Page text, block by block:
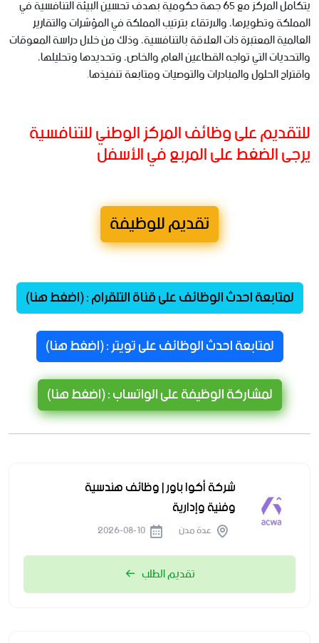
يتكامل المركز مع 65 جهة حكومية بهدف تحسين البيئة التنافسية في
المملكة وتطويرها، والارتقاء بترتيب المملكة في المؤشرات والتقارير
العالمية المعتبرة ذات العلاقة بالتنافسية، وذلك من خلال دراسة المعوقات
والتحديات التي تواجه القطاعين العام والخاص، وتحديدها وتحليلها،
واقتراح الحلول والمبادرات والتوصيات ومتابعة تنفيذها.
للتقديم على وظائف المركز الوطني للتنافسية
يرجى الضغط على المربع في الأسفل
تقديم للوظيفة
لمتابعة احدث الوظائف على قناة التلقرام : (اضغط هنا)
لمتابعة احدث الوظائف على تويتر : (اضغط هنا)
لمشاركة الوظيفة على الواتساب : (اضغط هنا)
شركة أكوا باور | وظائف هندسية
وفنية وإدارية
عدة مدن
تقديم الطلب